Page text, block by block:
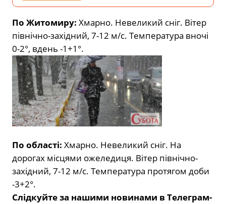
По Житомиру: Хмарно. Невеликий сніг. Вітер
північно-західний, 7-12 м/с. Температура вночі
0-2°, вдень -1+1°.
По області: Хмарно. Невеликий сніг. На
дорогах місцями ожеледиця. Вітер північно-
західний, 7-12 м/с. Температура протягом доби
-3+2°.
Слідкуйте за нашими новинами в Телеграм-